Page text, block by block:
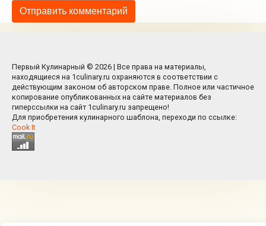
Первый Кулинарный © 2026 | Все права на материалы,
находящиеся на 1culinary.ru охраняются в соответствии с
действующим законом об авторском праве. Полное или частичное
копирование опубликованных на сайте материалов без
гиперссылки на сайт 1culinary.ru запрещено!
Для приобретения кулинарного шаблона, переходи по ссылке:
Cook It